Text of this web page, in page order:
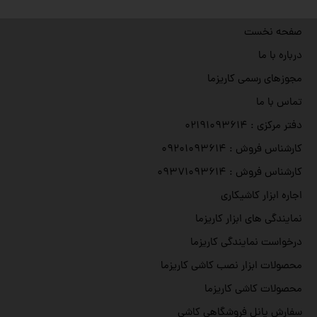
صفحه نخست
درباره با ما
مجوزهای رسمی کاریزما
تماس با ما
دفتر مرکزی : ۰۲۱۹۱۰۹۳۶۱۴
کارشناس فروش : ۰۹۲۰۱۰۹۳۶۱۴
کارشناس فروش : ۰۹۳۷۱۰۹۳۶۱۴
اجاره ابزار کاشیکاری
نمایندگی های ابزار کاریزما
درخواست نمایندگی کاریزما
محصولات ابزار نصب کاشی کاریزما
محصولات کاشی کاریزما
سفارش پانل فروشگاهی کاشی